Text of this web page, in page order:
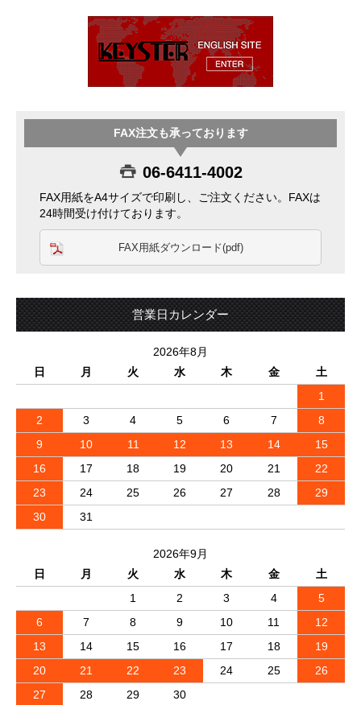
FAX注文も承っております
06-6411-4002
FAX用紙をA4サイズで印刷し、ご注文ください。FAXは
24時間受け付けております。
FAX用紙ダウンロード(pdf)
営業日カレンダー
2026年8月
日
月 火 水 木 金
土
1
2
3 4 5 6 7
8
9
10 11 12 13 14
15
16
17 18 19 20 21
22
23
24 25 26 27 28
29
30
31
2026年9月
日
月 火 水 木 金
土
1
2 3 4
5
6
7 8 9 10 11
12
13
14 15 16 17 18
19
20
21 22 23 24 25
26
27
28 29 30